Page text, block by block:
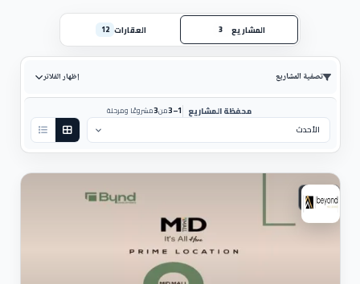
المشاريع 3 العقارات 12
تصفية المشاريع إظهار الفلاتر
محفظة المشاريع 1–3 من3مشروعًا ومرحلة
تجارى